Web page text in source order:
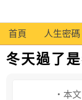
首頁 人生密碼
冬天過了
‧本